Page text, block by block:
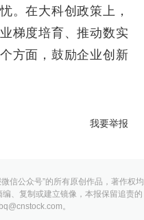
。在大科创政策上，
梯度培育、推动数实
方面，鼓励企业创新
我要举报
信公众号”的所有原创作品，著作权均
、复制或建立镜像，本报保留追责的
。